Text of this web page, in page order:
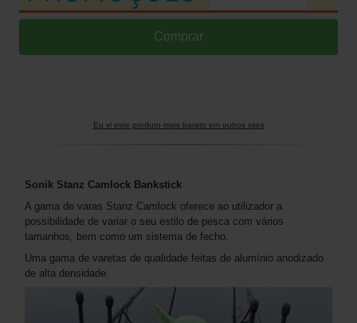
Eu vi este produto mais barato em outros sites
Sonik Stanz Camlock Bankstick
A gama de varas Stanz Camlock oferece ao utilizador a
possibilidade de variar o seu estilo de pesca com vários
tamanhos, bem como um sistema de fecho.
Uma gama de varetas de qualidade feitas de alumínio anodizado
de alta densidade.